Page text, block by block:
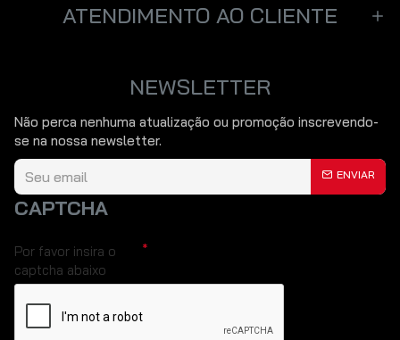
ATENDIMENTO AO CLIENTE
NEWSLETTER
Não perca nenhuma atualização ou promoção inscrevendo-
se na nossa newsletter.
ENVIAR
CAPTCHA
Por favor insira o
captcha abaixo